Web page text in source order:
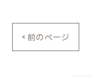
< 前のページ